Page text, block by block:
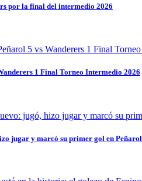
por la final del intermedio 2026
1 Final Torneo Intermedio 2026
jugar y marcó su primer gol en Peñarol